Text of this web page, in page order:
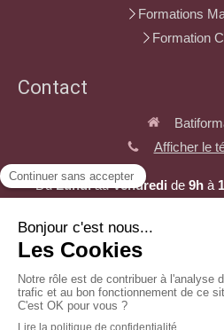
Formations
Formation
Contact
Afficher le
DuLundiauVendredi de 9hà
©2021 Batiformation - Formation